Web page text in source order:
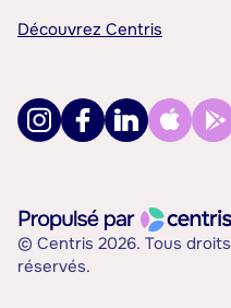
Découvrez Centris
© Centris 2026. Tous droits
réservés.